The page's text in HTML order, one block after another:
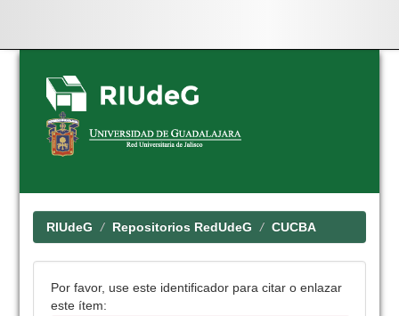
Skip
navigation
RIUdeG Repositorios RedUdeG CUCBA
Por favor, use este identificador para citar o enlazar
este ítem: